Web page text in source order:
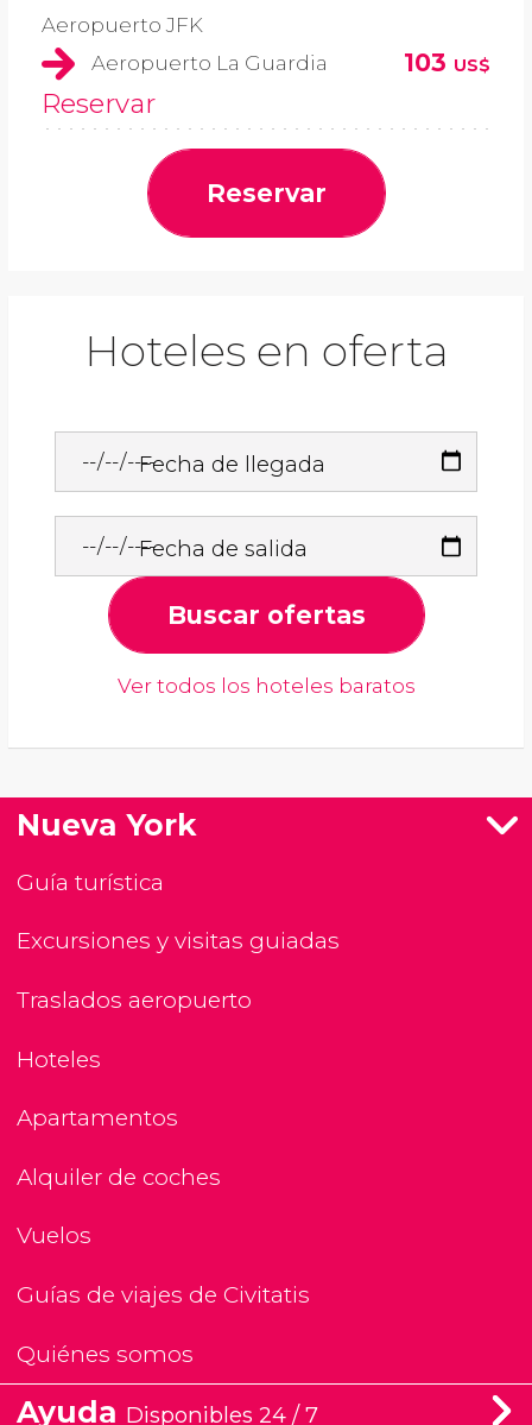
Aeropuerto JFK
Aeropuerto La Guardia
103 US$
Reservar
Reservar
Hoteles en oferta
Fecha de llegada
Fecha de salida
Buscar ofertas
Ver todos los hoteles baratos
Nueva York
Guía turística
Excursiones y visitas guiadas
Traslados aeropuerto
Hoteles
Apartamentos
Alquiler de coches
Vuelos
Guías de viajes de Civitatis
Quiénes somos
Ayuda Disponibles 24 / 7